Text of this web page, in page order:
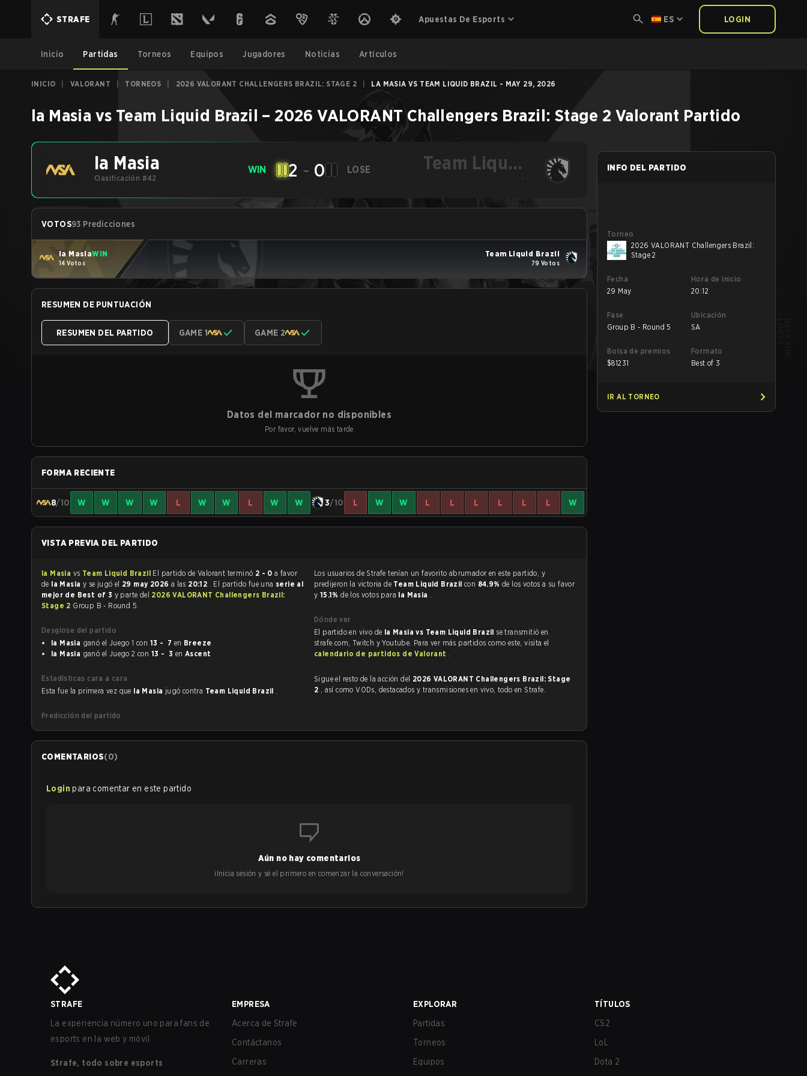
STRAFE Apuestas De Esports ES LOGIN
Inicio Partidas Torneos Equipos Jugadores Noticias Artículos
INICIO VALORANT TORNEOS 2026 VALORANT CHALLENGERS BRAZIL: STAGE 2 LA MASIA VS TEAM LIQUID BRAZIL - MAY 29, 2026
la Masia vs Team Liquid Brazil – 2026 VALORANT Challengers Brazil: Stage 2 Valorant Partido
la Masia
Clasificación #42
WIN 2 - 0 LOSE
Team Liquid
Brazil-
VOTOS93 Predicciones
la MasiaWIN
14 Votos
Team Liquid Brazil
79 Votos
RESUMEN DE PUNTUACIÓN
RESUMEN DEL PARTIDO GAME 1 GAME 2
Datos del marcador no disponibles
Por favor, vuelve más tarde
FORMA RECIENTE
8/10 W W W W L W W L W W 3/10 L W W L L L L L L W
VISTA PREVIA DEL PARTIDO
la Masia vs Team Liquid Brazil El partido de Valorant terminó 2 - 0 a favor
de la Masia y se jugó el 29 may 2026 a las 20:12 . El partido fue una serie al
mejor de Best of 3 y parte del 2026 VALORANT Challengers Brazil:
Stage 2 Group B - Round 5.
Desglose del partido
la Masia
ganó el Juego 1 con 13 - 7 en Breeze
la Masia
ganó el Juego 2 con 13 - 3 en Ascent
Estadísticas cara a cara
Esta fue la primera vez que la Masia jugó contra Team Liquid Brazil .
Predicción del partido
Los usuarios de Strafe tenían un favorito abrumador en este partido, y
predijeron la victoria de Team Liquid Brazil con 84.9% de los votos a su favor
y 15.1%de los votos para la Masia .
Dónde ver
El partido en vivo de la Masia vs Team Liquid Brazil se transmitió en
strafe.com, Twitch y Youtube. Para ver más partidos como este, visita el
calendario de partidos de Valorant .
Sigue el resto de la acción del 2026 VALORANT Challengers Brazil: Stage
2
, así como VODs, destacados y transmisiones en vivo, todo en Strafe.
COMENTARIOS(0)
Login para comentar en este partido
Aún no hay comentarios
¡Inicia sesión y sé el primero en comenzar la conversación!
INFO DEL PARTIDO
Torneo
2026 VALORANT Challengers Brazil:
Stage 2
Fecha
29 May
Hora de inicio
20:12
Fase
Group B - Round 5
Ubicación
SA
Bolsa de premios
$81231
Formato
Best of 3
IR AL TORNEO
STRAFE
La experiencia número uno para fans de
esports en la web y móvil.
Strafe, todo sobre esports
EMPRESA
Acerca de Strafe
Contáctanos
Carreras
EXPLORAR
Partidas
Torneos
Equipos
TÍTULOS
CS2
LoL
Dota 2